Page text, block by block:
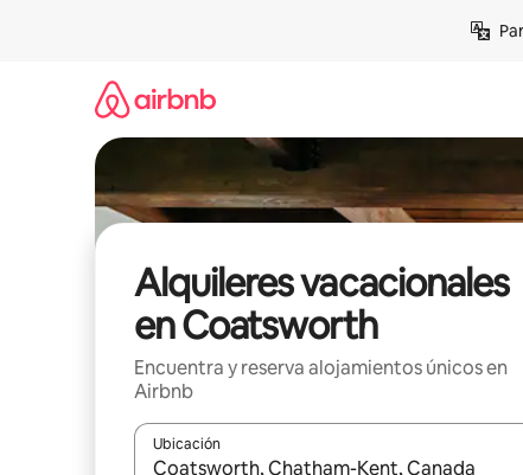
Alquileres vacacionales
en Coatsworth
Encuentra y reserva alojamientos únicos en
Airbnb
Ubicación
Cuando los resultados estén disponibles,